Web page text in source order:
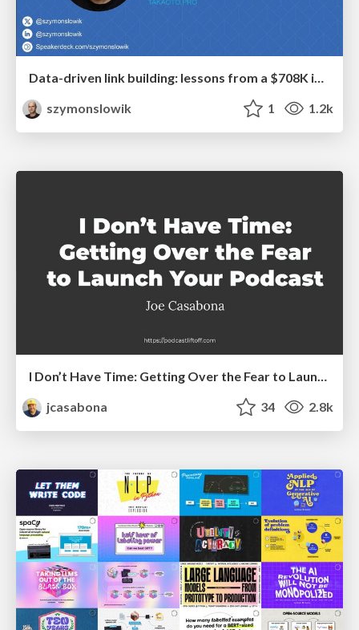
Data-driven link building: lessons from a $708K investment (BrightonSEO talk)
szymonslowik
1 1.2k
I Don’t Have Time: Getting Over the Fear to Launch Your Podcast
jcasabona
34 2.8k